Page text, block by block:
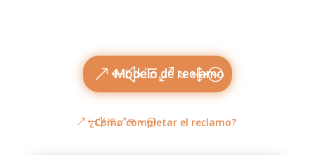
Modelo de reclamo
¿Cómo completar el reclamo?